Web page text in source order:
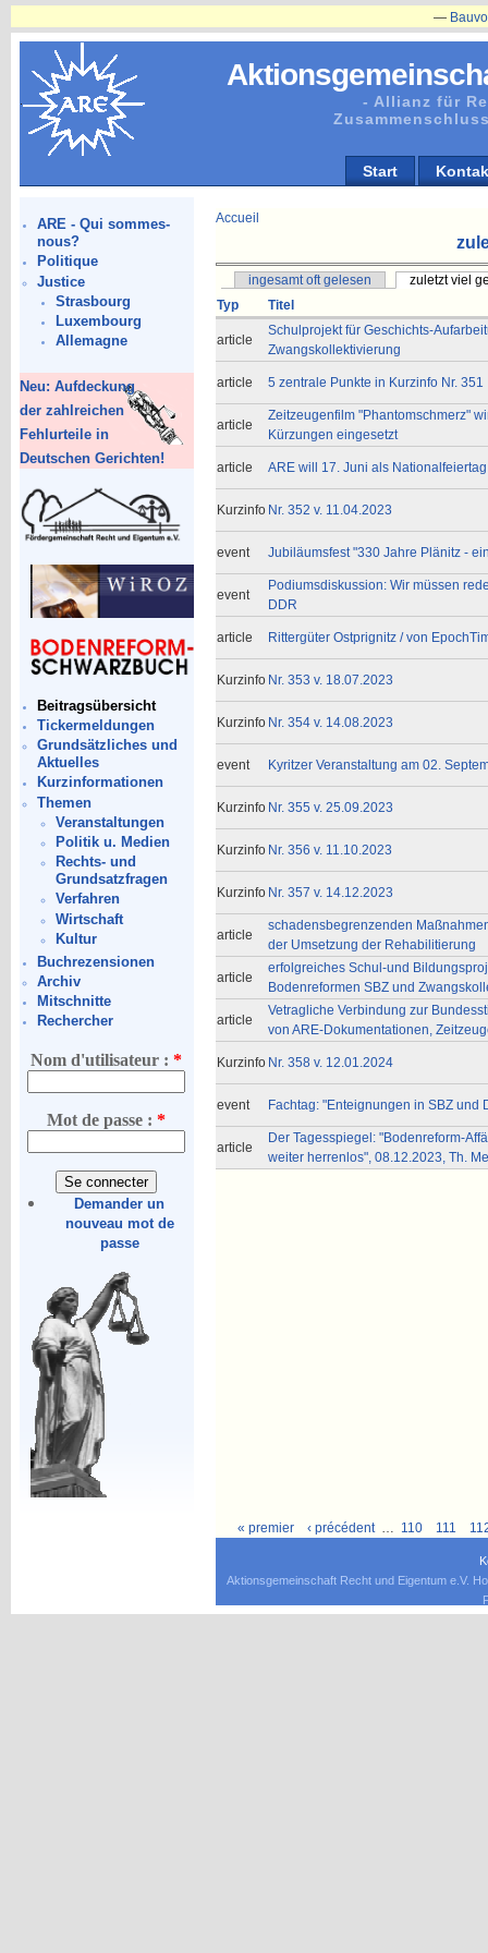
- Allianz für
Start
ARE - Qui sommes-
nous?
Politique
Justice
Strasbourg
Luxembourg
Allemagne
Neu: Aufdeckung
der zahlreichen
Fehlurteile in
Deutschen Gerichten!
Beitragsübersicht
Tickermeldungen
Grundsätzliches und
Aktuelles
Kurzinformationen
Themen
Veranstaltungen
Politik u. Medien
Rechts- und
Grundsatzfragen
Verfahren
Wirtschaft
Kultur
Buchrezensionen
Archiv
Mitschnitte
Rechercher
Nom d'utilisateur :*
Mot de passe :*
Demander un
nouveau mot de
passe
Accueil
ingesamt oft gelesen
zuletzt viel
Typ
Titel
article
Schulprojekt für Geschichts-
Zwangskollektivierung
article 5 zentrale Punkte in Kurzinfo Nr. 351
article
Zeitzeugenfilm "Phantomschmerz"
Kürzungen eingesetzt
article ARE will 17. Juni als Nationalfeiertag
Kurzinfo Nr. 352 v. 11.04.2023
event Jubiläumsfest "330 Jahre Plänitz -
event
Podiumsdiskussion: Wir müssen
DDR
article Rittergüter Ostprignitz / von
Kurzinfo Nr. 353 v. 18.07.2023
Kurzinfo Nr. 354 v. 14.08.2023
event Kyritzer Veranstaltung am 02.
Kurzinfo Nr. 355 v. 25.09.2023
Kurzinfo Nr. 356 v. 11.10.2023
Kurzinfo Nr. 357 v. 14.12.2023
article
schadensbegrenzenden
der Umsetzung der Rehabilitierung
article
erfolgreiches Schul-und
Bodenreformen SBZ und
article
Vetragliche Verbindung zur
von ARE-Dokumentationen,
Kurzinfo Nr. 358 v. 12.01.2024
event Fachtag: "Enteignungen in SBZ und
article
Der Tagesspiegel: "Bodenreform-
weiter herrenlos", 08.12.2023, Th.
« premier ‹ précédent … 110 111
Aktionsgemeinschaft Recht und Eigentum e.V.